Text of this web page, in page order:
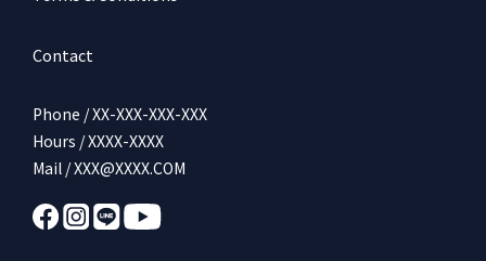
Contact
Phone / XX-XXX-XXX-XXX
Hours / XXXX-XXXX
Mail / XXX@XXXX.COM